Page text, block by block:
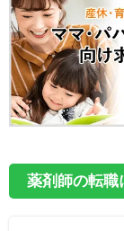
薬剤師の転職